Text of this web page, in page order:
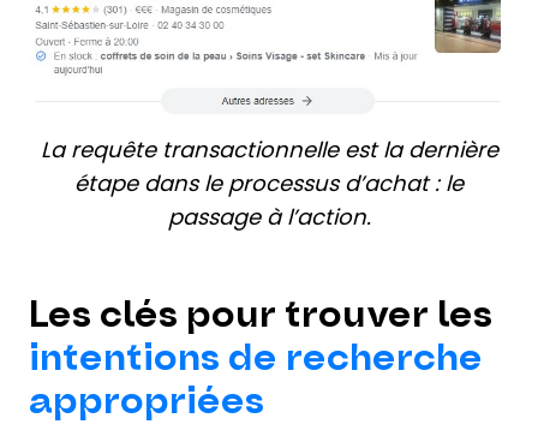
La requête transactionnelle est la dernière
étape dans le processus d’achat : le
passage à l’action.
Les clés pour trouver les
intentions de recherche
appropriées